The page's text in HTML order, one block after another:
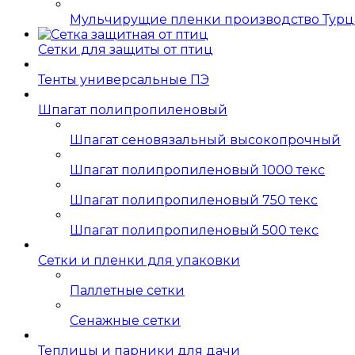
Мульчирущие пленки производство
Сетки для защиты от птиц
Тенты универсальные ПЭ
Шпагат полипропиленовый
Шпагат сеновязальный высокопрочный
Шпагат полипропиленовый 1000 текс
Шпагат полипропиленовый 750 текс
Шпагат полипропиленовый 500 текс
Сетки и пленки для упаковки
Паллетные сетки
Сенажные сетки
Теплицы и парники для дачи